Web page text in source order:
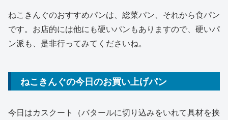
ねこきんぐのおすすめパンは、総菜パン、それから食パン
です。お店的には他にも硬いパンもありますので、硬いパ
ン派も、是非行ってみてくださいね。
ねこきんぐの今日のお買い上げパン
今日はカスクート（バタールに切り込みをいれて具材を挟